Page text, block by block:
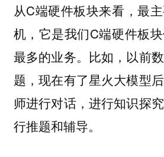
从C端硬件板块来看，最
机，它是我们C端硬件板
最多的业务。比如，以前
题，现在有了星火大模型
师进行对话，进行知识探
行推题和辅导。